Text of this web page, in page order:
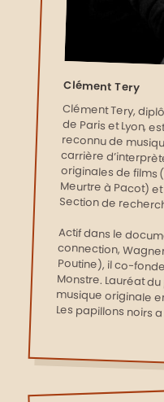
Clément Tery
Clément Tery,
de Paris et
reconnu de
carrière
originales de films
Meurtre à
Section de
Actif dans le
connection, Wagner,
Poutine), il co-
Monstre. Lauréat
musique originale en
Les papillons noirs